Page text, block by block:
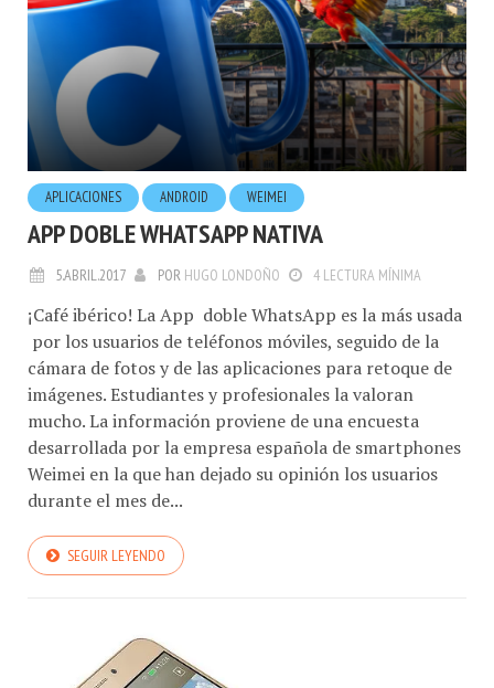
APLICACIONES ANDROID WEIMEI
APP DOBLE WHATSAPP NATIVA
5.ABRIL.2017 POR HUGO LONDOÑO 4 LECTURA MÍNIMA
¡Café ibérico! La App doble WhatsApp es la más usada
por los usuarios de teléfonos móviles, seguido de la
cámara de fotos y de las aplicaciones para retoque de
imágenes. Estudiantes y profesionales la valoran
mucho. La información proviene de una encuesta
desarrollada por la empresa española de smartphones
Weimei en la que han dejado su opinión los usuarios
durante el mes de...
SEGUIR LEYENDO